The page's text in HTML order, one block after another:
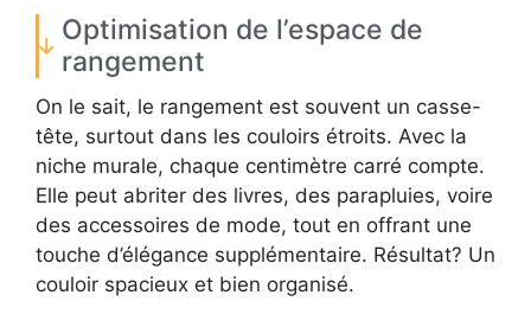
Optimisation de l’espace de
rangement
On le sait, le rangement est souvent un casse-
tête, surtout dans les couloirs étroits. Avec la
niche murale, chaque centimètre carré compte.
Elle peut abriter des livres, des parapluies, voire
des accessoires de mode, tout en offrant une
touche d’élégance supplémentaire. Résultat? Un
couloir spacieux et bien organisé.